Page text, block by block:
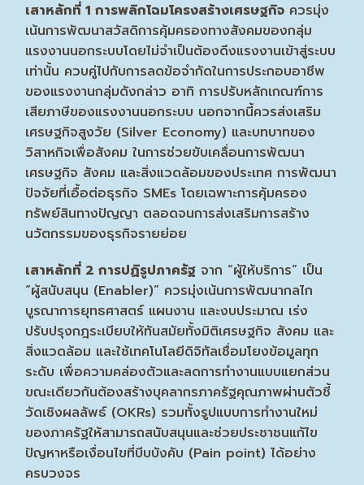
เสาหลักที่ 1 การพลิกโฉมโครงสร้างเศรษฐกิจ ควรมุ่ง
เน้นการพัฒนาสวัสดิการคุ้มครองทางสังคมของกลุ่ม
แรงงานนอกระบบโดยไม่จำเป็นต้องดึงแรงงานเข้าสู่ระบบ
เท่านั้น ควบคู่ไปกับการลดข้อจำกัดในการประกอบอาชีพ
ของแรงงานกลุ่มดังกล่าว อาทิ การปรับหลักเกณฑ์การ
เสียภาษีของแรงงานนอกระบบ นอกจากนี้ควรส่งเสริม
เศรษฐกิจสูงวัย (Silver Economy) และบทบาทของ
วิสาหกิจเพื่อสังคม ในการช่วยขับเคลื่อนการพัฒนา
เศรษฐกิจ สังคม และสิ่งแวดล้อมของประเทศ การพัฒนา
ปัจจัยที่เอื้อต่อธุรกิจ SMEs โดยเฉพาะการคุ้มครอง
ทรัพย์สินทางปัญญา ตลอดจนการส่งเสริมการสร้าง
นวัตกรรมของธุรกิจรายย่อย
เสาหลักที่ 2 การปฏิรูปภาครัฐ จาก “ผู้ให้บริการ” เป็น
“ผู้สนับสนุน (Enabler)” ควรมุ่งเน้นการพัฒนากลไก
บูรณาการยุทธศาสตร์ แผนงาน และงบประมาณ เร่ง
ปรับปรุงกฎระเบียบให้ทันสมัยทั้งมิติเศรษฐกิจ สังคม และ
สิ่งแวดล้อม และใช้เทคโนโลยีดิจิทัลเชื่อมโยงข้อมูลทุก
ระดับ เพื่อความคล่องตัวและลดการทำงานแบบแยกส่วน
ขณะเดียวกันต้องสร้างบุคลากรภาครัฐคุณภาพผ่านตัวชี้
วัดเชิงผลลัพธ์ (OKRs) รวมทั้งรูปแบบการทำงานใหม่
ของภาครัฐให้สามารถสนับสนุนและช่วยประชาชนแก้ไข
ปัญหาหรือเงื่อนไขที่บีบบังคับ (Pain point) ได้อย่าง
ครบวงจร